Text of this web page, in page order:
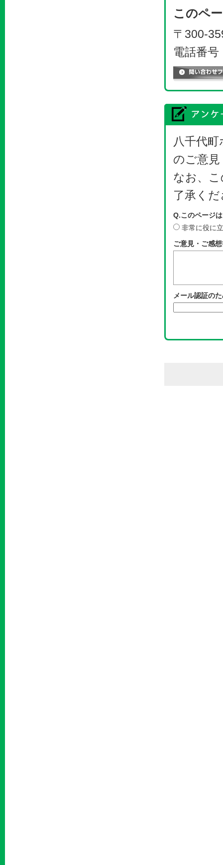
このペ
〒300-
電話番
八千代
のご意
なお、
了承く
Q.このページ
非常に役に
ご意見・ご感
メール認証の